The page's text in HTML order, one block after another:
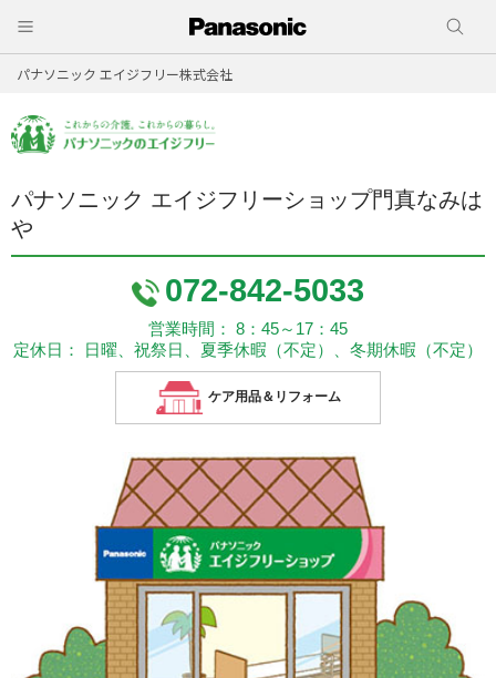
パナソニック エイジフリー株式会社
パナソニック エイジフリーショップ門真なみは
や
072-842-5033
営業時間： 8：45～17：45
定休日： 日曜、祝祭日、夏季休暇（不定）、冬期休暇（不定）
ケア用品＆リフォーム